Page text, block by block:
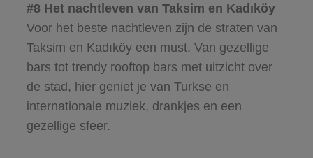
#8 Het nachtleven van Taksim en Kadıköy
Voor het beste nachtleven zijn de straten van
Taksim en Kadıköy een must. Van gezellige
bars tot trendy rooftop bars met uitzicht over
de stad, hier geniet je van Turkse en
internationale muziek, drankjes en een
gezellige sfeer.